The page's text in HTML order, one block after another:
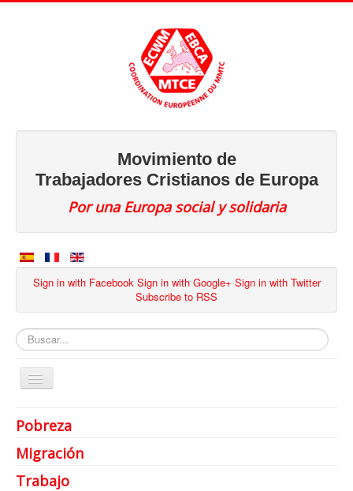
Movimiento de
Trabajadores Cristianos de Europa
Por una Europa social y solidaria
Sign in with Facebook Sign in with Google+ Sign in with Twitter
Subscribe to RSS
Buscar
Cambiar
navegación
¿Quiénes somos?
¿Qué hacemos?
Pobreza
Migración
Trabajo